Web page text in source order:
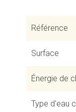
Référence
Surface
Énergie de
Type d'eau